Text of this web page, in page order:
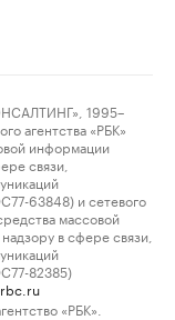
1995–
агентства «РБК»
информации
связи,
63848) и сетевого
массовой
в сфере связи,
82385)
«РБК».